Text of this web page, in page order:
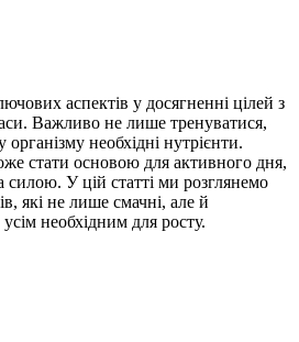
аспектів у досягненні цілей з
Важливо не лише тренуватися,
необхідні нутрієнти.
стати основою для активного дня,
силою. У цій статті ми розглянемо
які не лише смачні, але й
необхідним для росту.